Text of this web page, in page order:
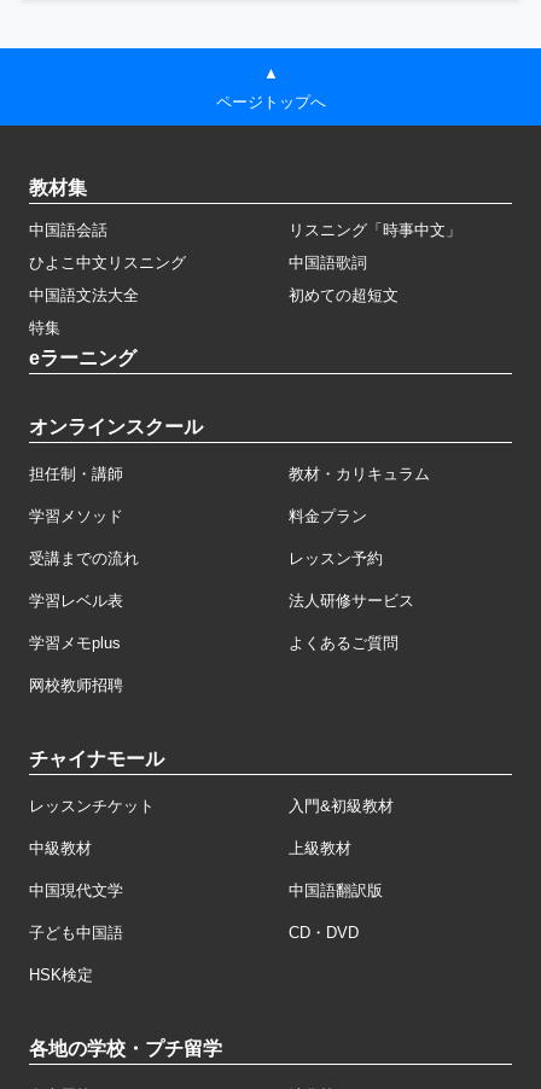
▲
ページトップへ
教材集
中国語会話
リスニング「時事中文」
ひよこ中文リスニング
中国語歌詞
中国語文法大全
初めての超短文
特集
eラーニング
オンラインスクール
担任制・講師 教材・カリキュラム
学習メソッド 料金プラン
受講までの流れ レッスン予約
学習レベル表 法人研修サービス
学習メモplus よくあるご質問
网校教师招聘
チャイナモール
レッスンチケット 入門&初級教材
中級教材 上級教材
中国現代文学 中国語翻訳版
子ども中国語 CD・DVD
HSK検定
各地の学校・プチ留学